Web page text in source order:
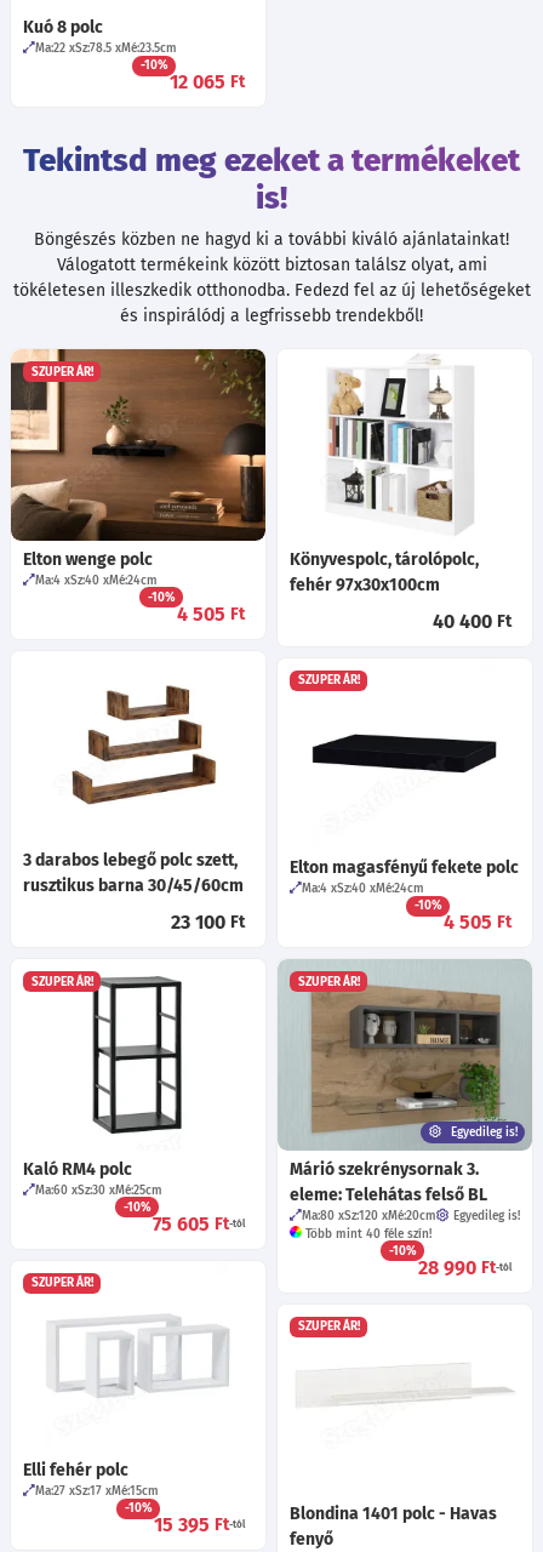
Kuó 8 polc
Ma:22 Sz:78.5 Mé:23.5cm
-10%
12 065 Ft
Tekintsd meg ezeket a termékeket
is!
Böngészés közben ne hagyd ki a további kiváló ajánlatainkat!
Válogatott termékeink között biztosan találsz olyat, ami
tökéletesen illeszkedik otthonodba. Fedezd fel az új lehetőségeket
és inspirálódj a legfrissebb trendekből!
SZUPER ÁR!
Elton wenge polc
Ma:4 Sz:40 Mé:24cm
-10%
4 505 Ft
Könyvespolc, tárolópolc,
fehér 97x30x100cm
40 400 Ft
3 darabos lebegő polc szett,
rusztikus barna 30/45/60cm
23 100 Ft
SZUPER ÁR!
Elton magasfényű fekete polc
Ma:4 Sz:40 Mé:24cm
-10%
4 505 Ft
SZUPER ÁR!
Kaló RM4 polc
Ma:60 Sz:30 Mé:25cm
-10%
75 605 Ft-tól
SZUPER ÁR!
Egyedileg is!
Márió szekrénysornak 3.
eleme: Telehátas felső BL
Ma:80 Sz:120 Mé:20cm
Egyedileg is!
Több mint 40 féle szín!
-10%
28 990 Ft-tól
SZUPER ÁR!
Elli fehér polc
Ma:27 Sz:17 Mé:15cm
-10%
15 395 Ft-tól
SZUPER ÁR!
Blondina 1401 polc - Havas
fenyő